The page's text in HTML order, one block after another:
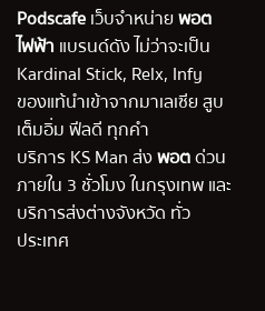
Podscafeเว็บจำหน่ายพอต
ไฟฟ้า แบรนด์ดัง ไม่ว่าจะเป็น
Kardinal Stick, Relx, Infy
ของแท้นำเข้าจากมาเลเซีย สูบ
เต็มอิ่ม ฟีลดี ทุกคำ
บริการ KS Man ส่งพอตด่วน
ภายใน 3 ชั่วโมง ในกรุงเทพ และ
บริการส่งต่างจังหวัด ทั่ว
ประเทศ